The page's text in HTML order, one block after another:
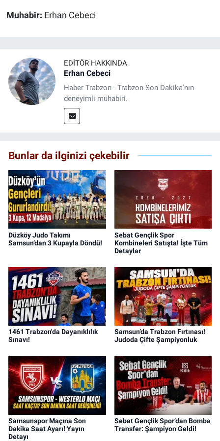
Muhabir: Erhan Cebeci
EDITÖR HAKKINDA
Erhan Cebeci
Haber Trabzon - Trabzon Son Dakika'nın
deneyimli muhabiri.
Bunlar da ilginizi çekebilir
Düzköy Judo Takımı
Samsun’dan 3 Kupayla Döndü!
Sebat Gençlik Spor
Kombineleri Satışta! İşte Tüm
Detaylar
1461 Trabzon'da Dayanıklılık
Sınavı!
Samsun’da Trabzon Fırtınası!
Judoda Çifte Şampiyonluk
Samsunspor Maçına Son
Dakika Saat Ayarı! Yayın
Detayı
Sebat Gençlik Spor’dan Bomba
Transfer: Şampiyon Geldi!